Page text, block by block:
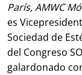
París, AMWC
es
Sociedad de
del Congreso
galardonado